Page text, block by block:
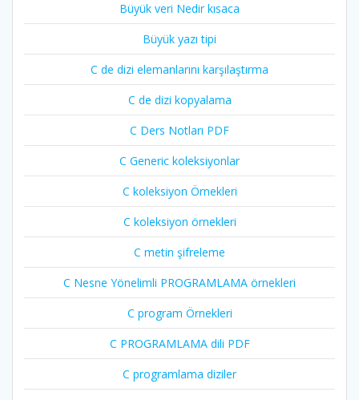
Büyük veri Nedir kısaca
Büyük yazı tipi
C de dizi elemanlarını karşılaştırma
C de dizi kopyalama
C Ders Notları PDF
C Generic koleksiyonlar
C koleksiyon Örnekleri
C koleksiyon örnekleri
C metin şifreleme
C Nesne Yönelimli PROGRAMLAMA örnekleri
C program Örnekleri
C PROGRAMLAMA dili PDF
C programlama diziler